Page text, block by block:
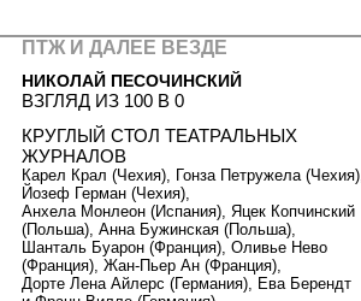
ПТЖ И ДАЛЕЕ ВЕЗДЕ
НИКОЛАЙ ПЕСОЧИНСКИЙ
ВЗГЛЯД ИЗ 100 В 0
КРУГЛЫЙ СТОЛ ТЕАТРАЛЬНЫХ
ЖУРНАЛОВ
Карел Крал (Чехия), Гонза Петружела (Чехия),
Йозеф Герман (Чехия),
Анхела Монлеон (Испания), Яцек Копчинский
(Польша), Анна Бужинская (Польша),
Шанталь Буарон (Франция), Оливье Нево
(Франция), Жан-Пьер Ан (Франция),
Дорте Лена Айлерс (Германия), Ева Берендт